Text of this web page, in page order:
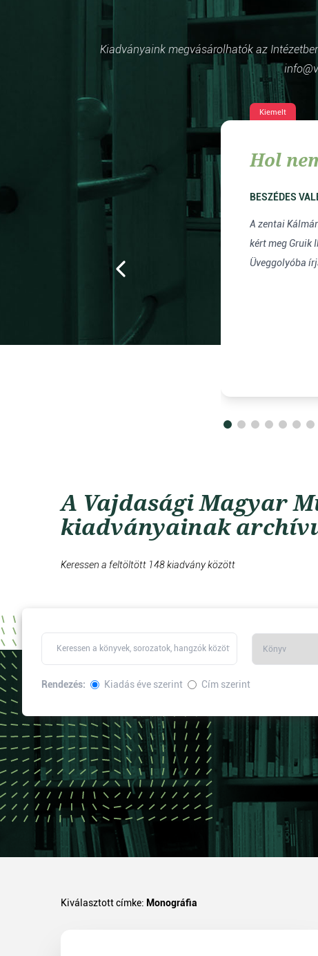
Kiadványaink megvásárolhatók az
Kiemelt
Hol
BESZÉDES
A zentai
kért meg Gruik
Üveggolyóba
A Vajdasági Magyar
kiadványainak
Keressen a feltöltött 148 kiadvány között
Rendezés: Kiadás éve szerint Cím szerint
Kiválasztott címke: Monográfia